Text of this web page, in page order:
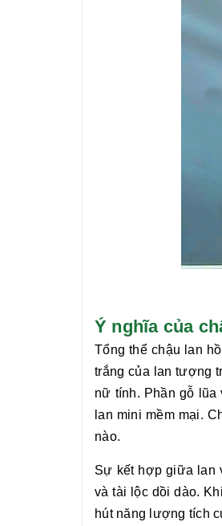
Ý nghĩa của
Tổng thể chậu lan
trắng của lan tượng
nữ tính. Phần gỗ lũa
lan mini mềm mại.
nào.
Sự kết hợp giữa lan
và tài lộc dồi dào.
hút năng lượng tích